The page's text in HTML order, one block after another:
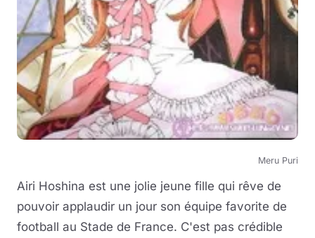
Meru Puri
Airi Hoshina est une jolie jeune fille qui rêve de
pouvoir applaudir un jour son équipe favorite de
football au Stade de France. C'est pas crédible